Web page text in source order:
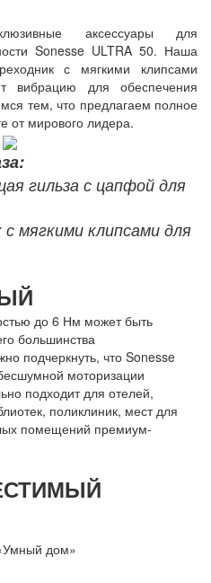
аксессуары для
Sonesse ULTRA 50. Наша
с мягкими клипсами
для обеспечения
тем, что предлагаем полное
от мирового лидера.
гильза с цапфой для
мягкими клипсами для
до 6 Нм может быть
большинства
подчеркнуть, что Sonesse
моторизации
подходит для отелей,
поликлиник, мест для
помещений премиум-
дом»